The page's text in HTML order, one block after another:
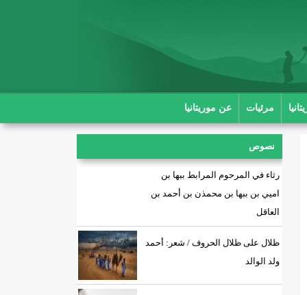
مرئيات عن موريتانيا
نصوص
رثاء في المرحوم المرابط ببها بن
اميي بن ببها بن محمذن بن أحمد بن
العاقل
ظلال على ظلال الحروف / شعر: أحمد
ولد الوالد